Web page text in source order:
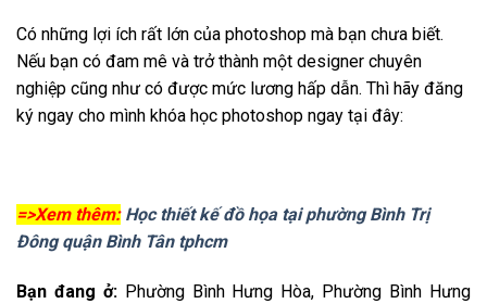
Có những lợi ích rất lớn của photoshop mà bạn chưa biết.
Nếu bạn có đam mê và trở thành một designer chuyên
nghiệp cũng như có được mức lương hấp dẫn. Thì hãy đăng
ký ngay cho mình khóa học photoshop ngay tại đây:
=>Xem thêm: Học thiết kế đồ họa tại phường Bình Trị
Đông quận Bình Tân tphcm
Bạn đang ở:Phường Bình Hưng Hòa, Phường Bình Hưng